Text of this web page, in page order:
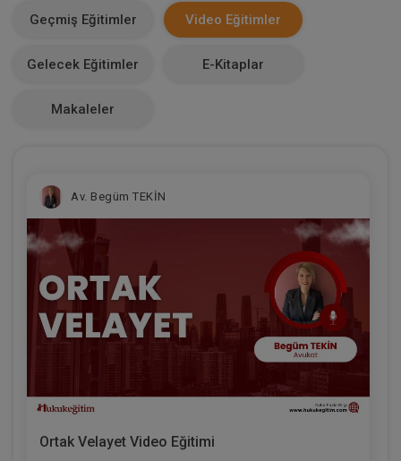
0
Geçmiş Eğitimler Video Eğitimler
Gelecek Eğitimler E-Kitaplar
Makaleler
Av. Begüm TEKİN
Ortak Velayet Video Eğitimi